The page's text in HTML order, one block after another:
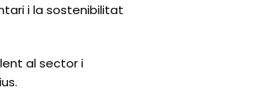
i la sostenibilitat
al sector i